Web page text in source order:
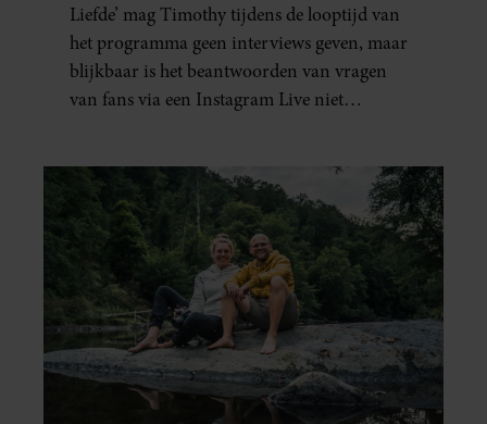
Liefde’ mag Timothy tijdens de looptijd van
het programma geen interviews geven, maar
blijkbaar is het beantwoorden van vragen
van fans via een Instagram Live niet